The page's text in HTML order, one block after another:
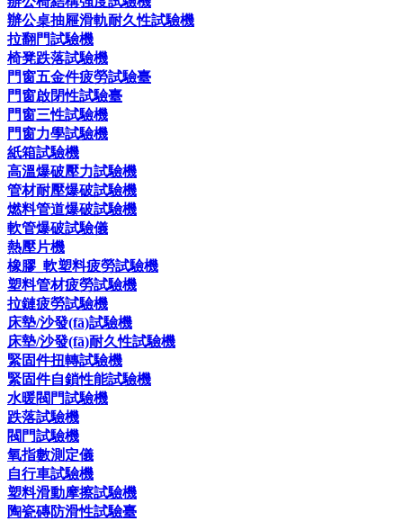
辦公桌抽屜滑軌耐久性試驗機
拉翻門試驗機
椅凳跌落試驗機
門窗五金件疲勞試驗臺
門窗啟閉性試驗臺
門窗三性試驗機
門窗力學試驗機
紙箱試驗機
高溫爆破壓力試驗機
管材耐壓爆破試驗機
燃料管道爆破試驗機
軟管爆破試驗儀
熱壓片機
橡膠_軟塑料疲勞試驗機
塑料管材疲勞試驗機
拉鏈疲勞試驗機
床墊/沙發(fā)試驗機
床墊/沙發(fā)耐久性試驗機
緊固件扭轉試驗機
緊固件自鎖性能試驗機
水暖閥門試驗機
跌落試驗機
閥門試驗機
氧指數測定儀
自行車試驗機
塑料滑動摩擦試驗機
陶瓷磚防滑性試驗臺